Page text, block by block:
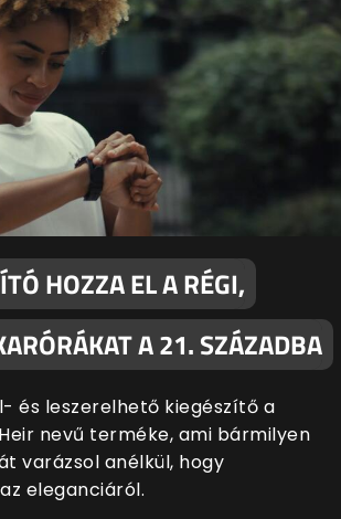
HOZZA EL A RÉGI,
A 21. SZÁZADBA
és leszerelhető kiegészítő a
nevű terméke, ami bármilyen
varázsol anélkül, hogy
eleganciáról.